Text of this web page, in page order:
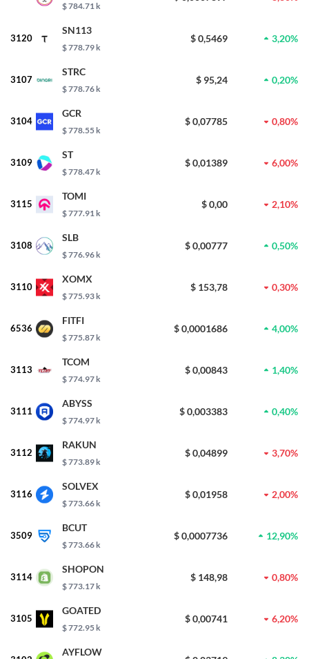
$ 784.71 k
3120
SN113
$ 778.79 k
$ 0,5469 3,20%
3107
STRC
$ 778.76 k
$ 95,24 0,20%
3104
GCR
$ 778.55 k
$ 0,07785 0,80%
3109
ST
$ 778.47 k
$ 0,01389 6,00%
3115
TOMI
$ 777.91 k
$ 0,00 2,10%
3108
SLB
$ 776.96 k
$ 0,00777 0,50%
3110
XOMX
$ 775.93 k
$ 153,78 0,30%
6536
FITFI
$ 775.87 k
$ 0,0001686 4,00%
3113
TCOM
$ 774.97 k
$ 0,00843 1,40%
3111
ABYSS
$ 774.97 k
$ 0,003383 0,40%
3112
RAKUN
$ 773.89 k
$ 0,04899 3,70%
3116
SOLVEX
$ 773.66 k
$ 0,01958 2,00%
3509
BCUT
$ 773.66 k
$ 0,0007736 12,90%
3114
SHOPON
$ 773.17 k
$ 148,98 0,80%
3105
GOATED
$ 772.95 k
$ 0,00741 6,20%
AYFLOW